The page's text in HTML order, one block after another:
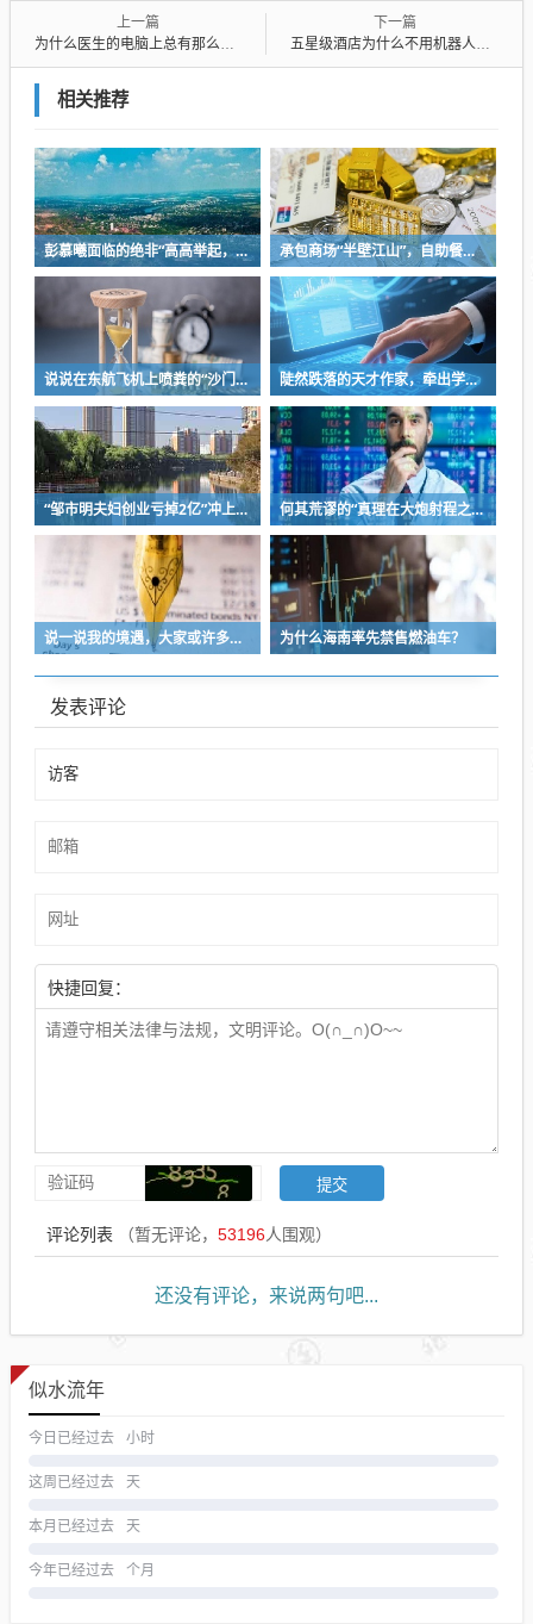
上一篇
为什么医生的电脑上总有那么多小黄鸭？
下一篇
五星级酒店为什么不用机器人送外卖？
相关推荐
彭慕曦面临的绝非“高高举起，轻轻放下” 承包商场“半壁江山”，自助餐为什么越开越多？
说说在东航飞机上喷粪的“沙门世家” 陡然跌落的天才作家，牵出学界一个惊人的造假联盟
“邹市明夫妇创业亏掉2亿”冲上热搜！妻子冉莹颖自曝多个项目关停，不得不卖房偿债！ 何其荒谬的“真理在大炮射程之内”
说一说我的境遇，大家或许多少能对于长沙这座城的人事物有些体会 为什么海南率先禁售燃油车？
发表评论
快捷回复：
评论列表 （暂无评论， 53196人围观）
还没有评论，来说两句吧...
似水流年
今日已经过去 小时
这周已经过去 天
本月已经过去 天
今年已经过去 个月